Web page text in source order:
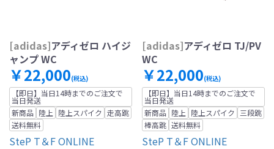
[adidas]アディゼロ ハイジ
ャンプ WC
￥22,000(税込)
【即日】当日14時までのご注文で
当日発送
新商品 陸上 陸上スパイク 走高跳
送料無料
SteP T＆F ONLINE
[adidas]アディゼロ TJ/PV
WC
￥22,000(税込)
【即日】当日14時までのご注文で
当日発送
新商品 陸上 陸上スパイク 三段跳
棒高跳 送料無料
SteP T＆F ONLINE